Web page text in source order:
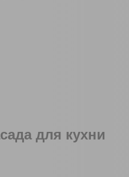
для кухни